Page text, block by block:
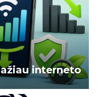
interneto